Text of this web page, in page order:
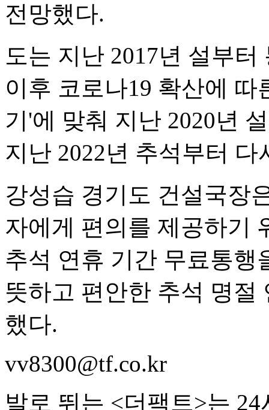
전망했다.
도는 지난 2017년 설부
이후 코로나19 확산에
기'에 맞춰 지난 2020년
지난 2022년 추석부터
강성습 경기도 건설국장
자에게 편의를 제공하기
추석 연휴 기간 무료통
뜻하고 편안한 추석 명
했다.
vv8300@tf.co.kr
발로 뛰는 <더팩트>는